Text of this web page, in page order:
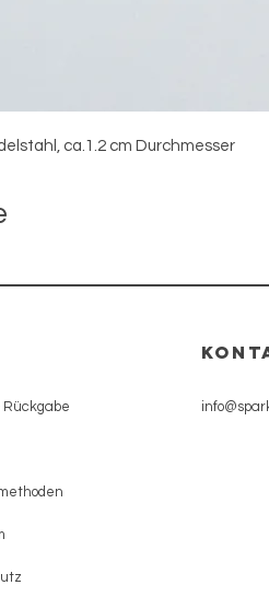
ca.1.2 cm Durchmesser
Rückgabe